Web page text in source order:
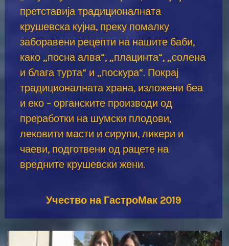
претставија традиционалната
крушевска кујна, преку помалку
заборавени рецепти на нашите баби,
како „посна алва“, „плацинта“, „солена
и блага турта“ и „поскура“. Покрај
традиционалната храна, изложени беа
и еко – органските производи од
преработки на шумски плодови,
лековити масти и сирупи, ликери и
чаеви, подготвени од рацете на
вредните крушевски жени.
Учество на ГастроМак 2019